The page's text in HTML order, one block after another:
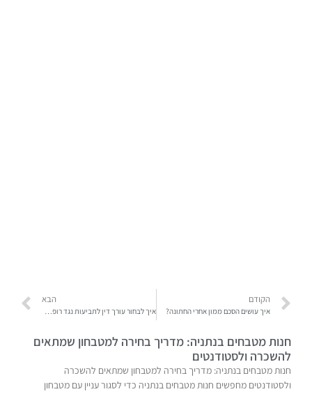
הקודם
איך עושים הסכם ממון אחרי החתונה?
הבא
איך לבחור עורך דין לתביעות נגד רופאי שיניים?
חנות מטבחים בנתניה: מדריך בחירה למטבחון שמתאים
להשכרה ולסטודנטים
חנות מטבחים בנתניה: מדריך בחירה למטבחון שמתאים להשכרה
ולסטודנטים מחפשים חנות מטבחים בנתניה כדי לסגור עניין עם מטבחון